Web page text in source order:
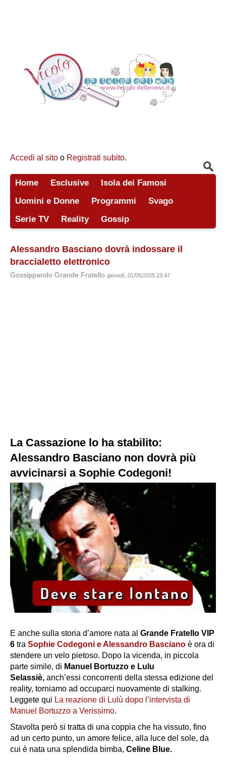
Accedi al sito o Registrati subito.
Home Esclusive
Isola dei Famosi
Uomini e Donne
Programmi
Svago
Serie TV
Reality Gossip
Alessandro Basciano dovrà indossare il
braccialetto elettronico
Gossippando Grande Fratello giovedì, 01/05/2025 23:47
La Cassazione lo ha stabilito:
Alessandro Basciano non dovrà più
avvicinarsi a Sophie Codegoni!
E anche sulla storia d’amore nata al Grande Fratello VIP
6 tra Sophie Codegoni e Alessandro Basciano è ora di
stendere un velo pietoso. Dopo la vicenda, in piccola
parte simile, di Manuel Bortuzzo e Lulu
Selassiè, anch’essi concorrenti della stessa edizione del
reality, torniamo ad occuparci nuovamente di stalking.
Leggete qui La reazione di Lulù dopo l’intervista di
Manuel Bortuzzo a Verissimo.
Stavolta però si tratta di una coppia che ha vissuto, fino
ad un certo punto, un amore felice, alla luce del sole, da
cui è nata una splendida bimba, Celine Blue.